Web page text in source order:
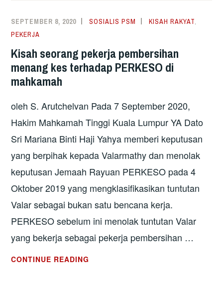
KERJA
SEBAGAI
SEPTEMBER 8, 2020 SOSIALIS PSM KISAH RAKYAT,
PEKERJA
Kisah seorang pekerja pembersihan
menang kes terhadap PERKESO di
mahkamah
oleh S. Arutchelvan Pada 7 September 2020,
Hakim Mahkamah Tinggi Kuala Lumpur YA Dato
Sri Mariana Binti Haji Yahya memberi keputusan
yang berpihak kepada Valarmathy dan menolak
keputusan Jemaah Rayuan PERKESO pada 4
Oktober 2019 yang mengklasifikasikan tuntutan
Valar sebagai bukan satu bencana kerja.
PERKESO sebelum ini menolak tuntutan Valar
yang bekerja sebagai pekerja pembersihan …
CONTINUE READING